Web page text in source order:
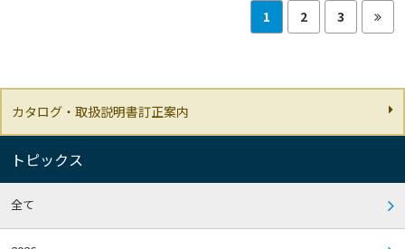
1 2 3
カタログ・取扱説明書訂正案内
トピックス
全て